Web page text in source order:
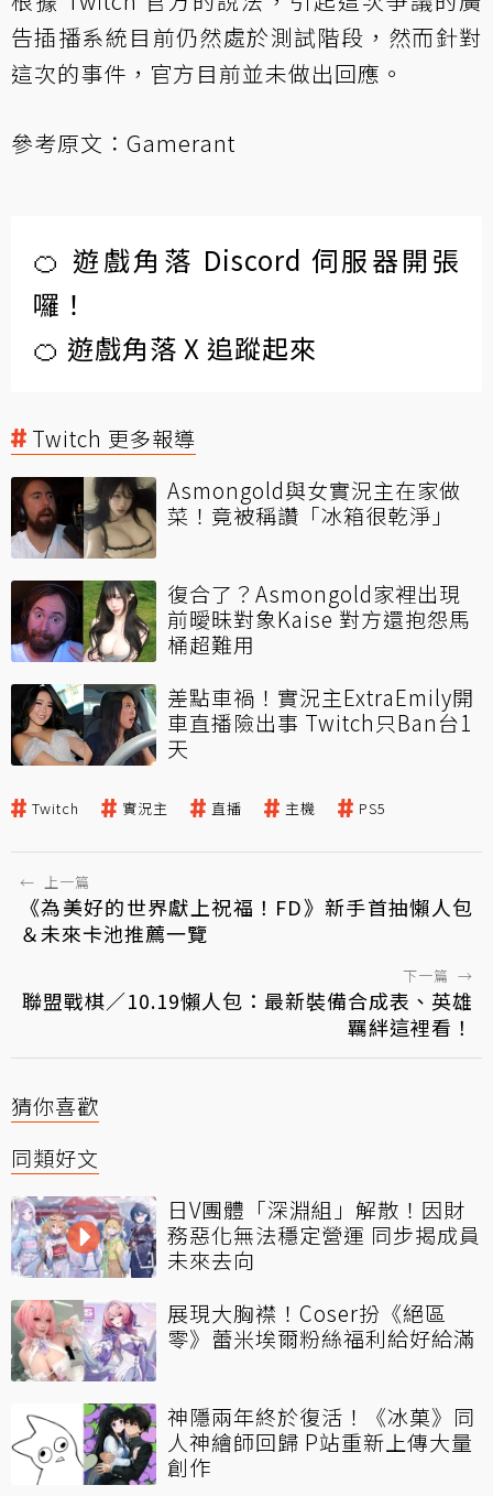
告插播系統目前仍然處於測試階段，然而針對
這次的事件，官方目前並未做出回應。
參考原文： Gamerant
🍊 遊戲角落 Discord 伺服器開張
囉！
🍊 遊戲角落 X 追蹤起來
Twitch 更多報導
Asmongold與女實況主在家做
菜！竟被稱讚「冰箱很乾淨」
復合了？Asmongold家裡出現
前曖昧對象Kaise 對方還抱怨馬
桶超難用
差點車禍！實況主ExtraEmily開
車直播險出事 Twitch只Ban台1
天
Twitch 實況主 直播 主機 PS5
← 上一篇
《為美好的世界獻上祝福！FD》新手首抽懶人包
＆未來卡池推薦一覽
下一篇 →
聯盟戰棋／10.19懶人包：最新裝備合成表、英雄
羈絆這裡看！
猜你喜歡
同類好文
日V團體「深淵組」解散！因財
務惡化無法穩定營運 同步揭成員
未來去向
展現大胸襟！Coser扮《絕區
零》蕾米埃爾粉絲福利給好給滿
神隱兩年終於復活！《冰菓》同
人神繪師回歸 P站重新上傳大量
創作